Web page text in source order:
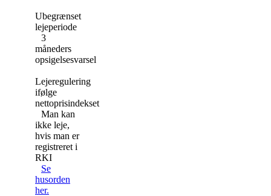
Ubegrænset
lejeperiode
3
måneders
opsigelsesvarsel
Lejeregulering
ifølge
nettoprisindekset
Man kan
ikke leje,
hvis man er
registreret i
RKI
Se
husorden
her.